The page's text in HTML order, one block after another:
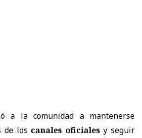
a la comunidad a mantenerse
de los canales oficiales y seguir